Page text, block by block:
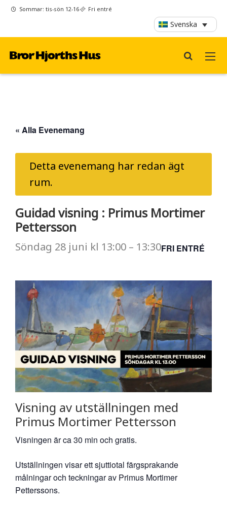
Sommar: tis-sön 12-16 Fri entré
Svenska
« Alla Evenemang
Detta evenemang har redan ägt
rum.
Guidad visning : Primus Mortimer
Pettersson
Söndag 28 juni kl 13:00 – 13:30FRI ENTRÉ
Visning av utställningen med
Primus Mortimer Pettersson
Visningen är ca 30 min och gratis.
Utställningen visar ett sjuttiotal färgsprakande
målningar och teckningar av Primus Mortimer
Petterssons.